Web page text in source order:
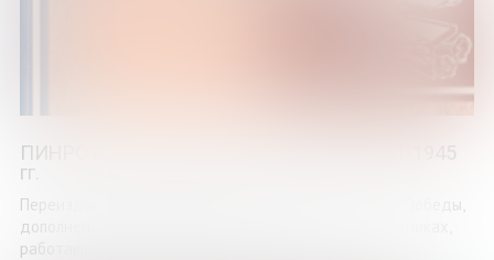
ПИНРО в фотографиях и документах 1941-1945
гг.
Переиздание книги, вышедшей к 75-летию Великой Победы,
дополнено новыми архивными сведениями о сотрудниках,
работавших в Полярном институте рыбного ...